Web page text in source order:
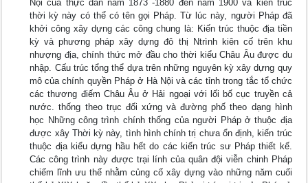
Nội của thực dân năm 1873 -1880 đến năm 1900 và kiến trúc
thời kỳ này có thể có tên gọi Pháp. Từ lúc này, người Pháp đã
khởi công xây dựng các công chung là: Kiến trúc thuộc địa tiền
kỳ và phương pháp xây dựng đô thị Ntrình kiên cố trên khu
nhượng địa, chính thức mở đầu cho thời kiểu Châu Âu được du
nhập. Cấu trúc tổng thể dựa trên những nguyên kỳ xây dựng quy
mô của chính quyền Pháp ở Hà Nội và các tỉnh trong tắc tổ chức
các thương điếm Châu Âu ở Hải ngoại với lối bố cục truyền cả
nước. thống theo trục đối xứng và đường phố theo dạng hình
học Những công trình chính thống của người Pháp ở thuộc địa
được xây Thời kỳ này, tình hình chính trị chưa ổn định, kiến trúc
thuộc địa kiểu dựng hầu hết do các kiến trúc sư Pháp thiết kế.
Các công trình này được trại lính của quân đội viễn chinh Pháp
chiếm lĩnh ưu thế nhằm củng cố xây dựng vào những năm cuối